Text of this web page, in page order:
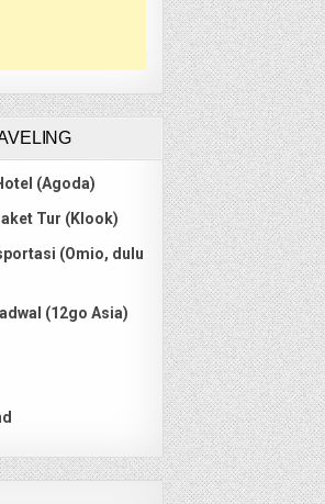
(Agoda)
Tur (Klook)
(Omio, dulu
(12go Asia)